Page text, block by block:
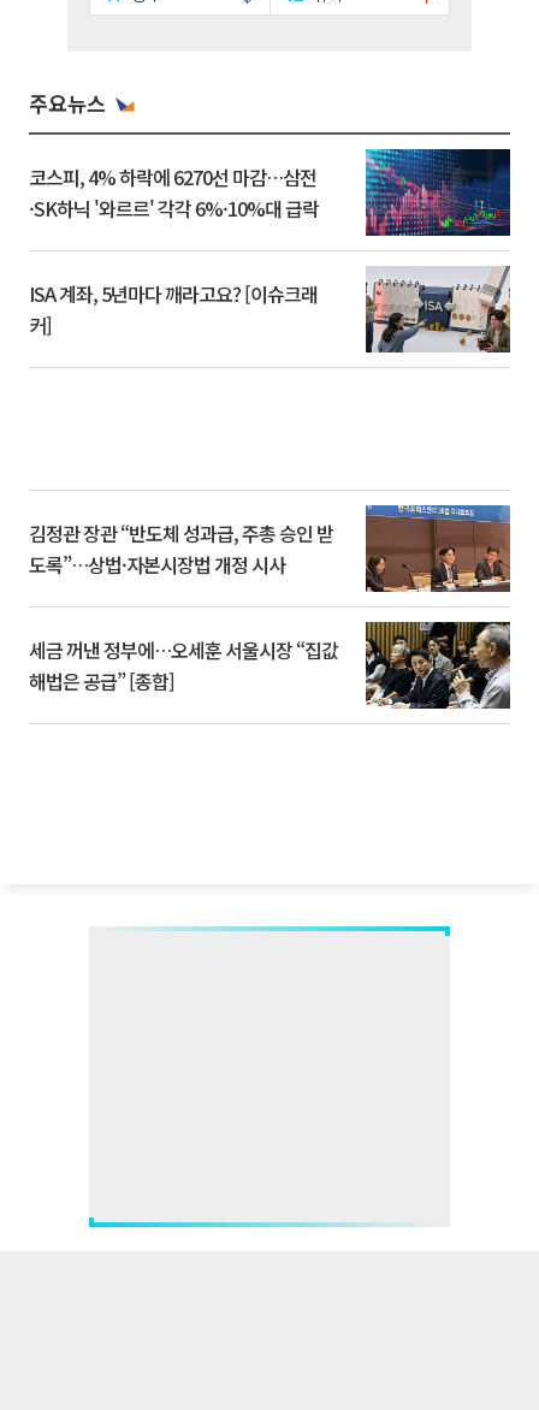
주요뉴스
코스피, 4% 하락에 6270선 마감…삼전
·SK하닉 '와르르' 각각 6%·10%대 급락
ISA 계좌, 5년마다 깨라고요? [이슈크래
커]
김정관 장관 “반도체 성과급, 주총 승인 받
도록”…상법·자본시장법 개정 시사
세금 꺼낸 정부에…오세훈 서울시장 “집값
해법은 공급” [종합]